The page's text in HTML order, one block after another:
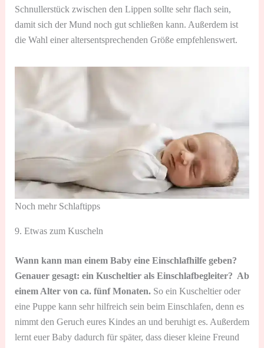
Schnullerstück zwischen den Lippen sollte sehr flach sein,
damit sich der Mund noch gut schließen kann. Außerdem ist
die Wahl einer altersentsprechenden Größe empfehlenswert.
Noch mehr Schlaftipps
9. Etwas zum Kuscheln
Wann kann man einem Baby eine Einschlafhilfe geben?
Genauer gesagt: ein Kuscheltier als Einschlafbegleiter? Ab
einem Alter von ca. fünf Monaten.So ein Kuscheltier oder
eine Puppe kann sehr hilfreich sein beim Einschlafen, denn es
nimmt den Geruch eures Kindes an und beruhigt es. Außerdem
lernt euer Baby dadurch für später, dass dieser kleine Freund